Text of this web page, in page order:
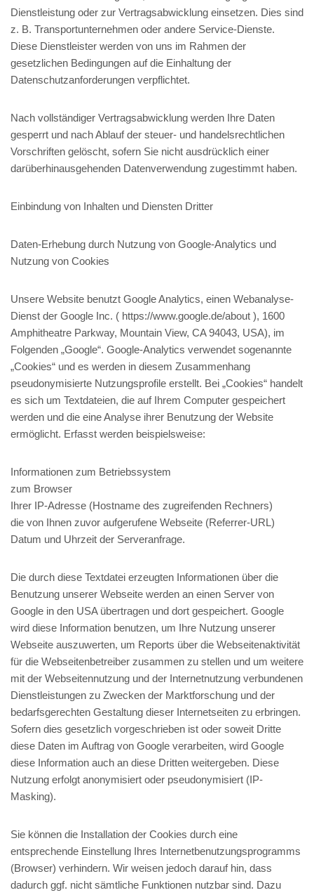
Dienstleistung oder zur Vertragsabwicklung einsetzen. Dies sind
z. B. Transportunternehmen oder andere Service-Dienste.
Diese Dienstleister werden von uns im Rahmen der
gesetzlichen Bedingungen auf die Einhaltung der
Datenschutzanforderungen verpflichtet.
Nach vollständiger Vertragsabwicklung werden Ihre Daten
gesperrt und nach Ablauf der steuer- und handelsrechtlichen
Vorschriften gelöscht, sofern Sie nicht ausdrücklich einer
darüberhinausgehenden Datenverwendung zugestimmt haben.
Einbindung von Inhalten und Diensten Dritter
Daten-Erhebung durch Nutzung von Google-Analytics und
Nutzung von Cookies
Unsere Website benutzt Google Analytics, einen Webanalyse-
Dienst der Google Inc. ( https://www.google.de/about ), 1600
Amphitheatre Parkway, Mountain View, CA 94043, USA), im
Folgenden „Google“. Google-Analytics verwendet sogenannte
„Cookies“ und es werden in diesem Zusammenhang
pseudonymisierte Nutzungsprofile erstellt. Bei „Cookies“ handelt
es sich um Textdateien, die auf Ihrem Computer gespeichert
werden und die eine Analyse ihrer Benutzung der Website
ermöglicht. Erfasst werden beispielsweise:
Informationen zum Betriebssystem
zum Browser
Ihrer IP-Adresse (Hostname des zugreifenden Rechners)
die von Ihnen zuvor aufgerufene Webseite (Referrer-URL)
Datum und Uhrzeit der Serveranfrage.
Die durch diese Textdatei erzeugten Informationen über die
Benutzung unserer Webseite werden an einen Server von
Google in den USA übertragen und dort gespeichert. Google
wird diese Information benutzen, um Ihre Nutzung unserer
Webseite auszuwerten, um Reports über die Webseitenaktivität
für die Webseitenbetreiber zusammen zu stellen und um weitere
mit der Webseitennutzung und der Internetnutzung verbundenen
Dienstleistungen zu Zwecken der Marktforschung und der
bedarfsgerechten Gestaltung dieser Internetseiten zu erbringen.
Sofern dies gesetzlich vorgeschrieben ist oder soweit Dritte
diese Daten im Auftrag von Google verarbeiten, wird Google
diese Information auch an diese Dritten weitergeben. Diese
Nutzung erfolgt anonymisiert oder pseudonymisiert (IP-
Masking).
Sie können die Installation der Cookies durch eine
entsprechende Einstellung Ihres Internetbenutzungsprogramms
(Browser) verhindern. Wir weisen jedoch darauf hin, dass
dadurch ggf. nicht sämtliche Funktionen nutzbar sind. Dazu